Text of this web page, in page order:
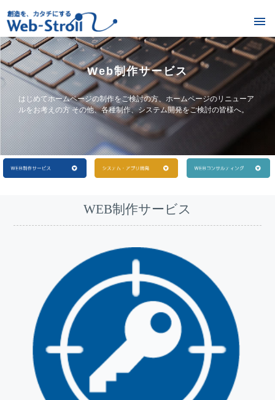
Web制作サービス
はじめてホームページの制作をご検討の方、ホームページのリニューア
ルをお考えの方 その他、各種制作、システム開発をご検討の皆様へ。
WEB制作サービス